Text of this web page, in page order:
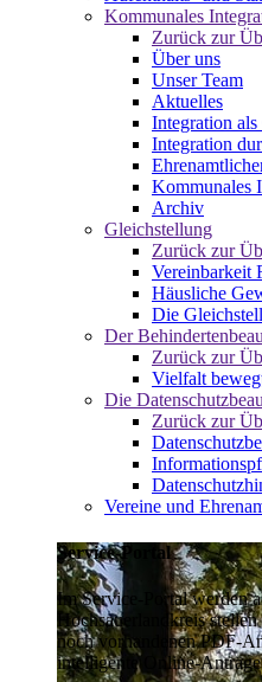
Kommunales
Zurück zur
Über uns
Unser Team
Aktuelles
Integration
Integration
Kommunales
Archiv
Gleichstellung
Zurück zur
Vereinbarkeit
Häusliche
Die
Der
Zurück zur
Vielfalt
Die
Zurück zur
Vereine und
Service-Portal
Im Service-Portal werden
Hochsauerlandkreis
noch vorhandenen PDF-
intelligente Online-